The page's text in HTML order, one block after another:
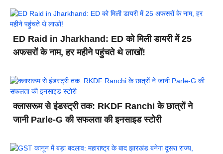
ED Raid in Jharkhand: ED को मिली डायरी में 25
अफसरों के नाम, हर महीने पहुंचते थे लाखों!
क्लासरूम से इंडस्ट्री तक: RKDF Ranchi के छात्रों ने
जानी Parle-G की सफलता की इनसाइड स्टोरी